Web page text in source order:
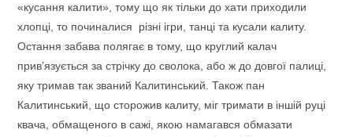
«кусання калити», тому що як тільки до хати приходили
хлопці, то починалися різні ігри, танці та кусали калиту.
Остання забава полягає в тому, що круглий калач
прив’язується за стрічку до сволока, або ж до довгої палиці,
яку тримав так званий Калитинський. Також пан
Калитинський, що сторожив калиту, міг тримати в іншій руці
квача, обмащеного в сажі, якою намагався обмазати